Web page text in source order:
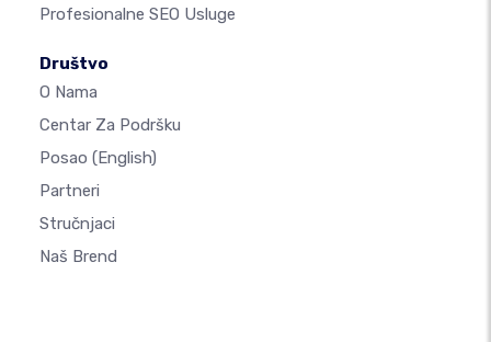
Profesionalne SEO Usluge
Društvo
O Nama
Centar Za Podršku
Posao (English)
Partneri
Stručnjaci
Naš Brend